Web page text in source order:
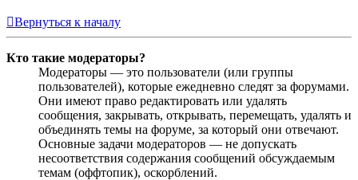
Вернуться к началу
Кто такие модераторы?
Модераторы — это пользователи (или группы
пользователей), которые ежедневно следят за форумами.
Они имеют право редактировать или удалять
сообщения, закрывать, открывать, перемещать, удалять и
объединять темы на форуме, за который они отвечают.
Основные задачи модераторов — не допускать
несоответствия содержания сообщений обсуждаемым
темам (оффтопик), оскорблений.